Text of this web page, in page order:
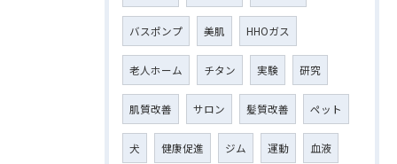
バスポンプ 美肌 HHOガス
老人ホーム チタン 実験 研究
肌質改善 サロン 髪質改善 ペット
犬 健康促進 ジム 運動 血液